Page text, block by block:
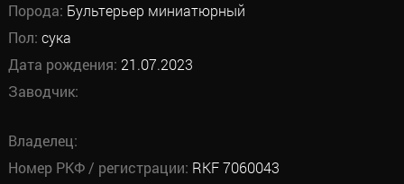
Порода: Бультерьер миниатюрный
Пол: сука
Дата рождения: 21.07.2023
Заводчик:
Владелец:
Номер РКФ / регистрации: RKF 7060043